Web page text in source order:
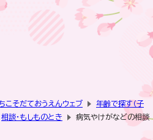
こそだておうえんウェブ
年齢で探す（子
相談・もしものとき 病気やけがなどの相談